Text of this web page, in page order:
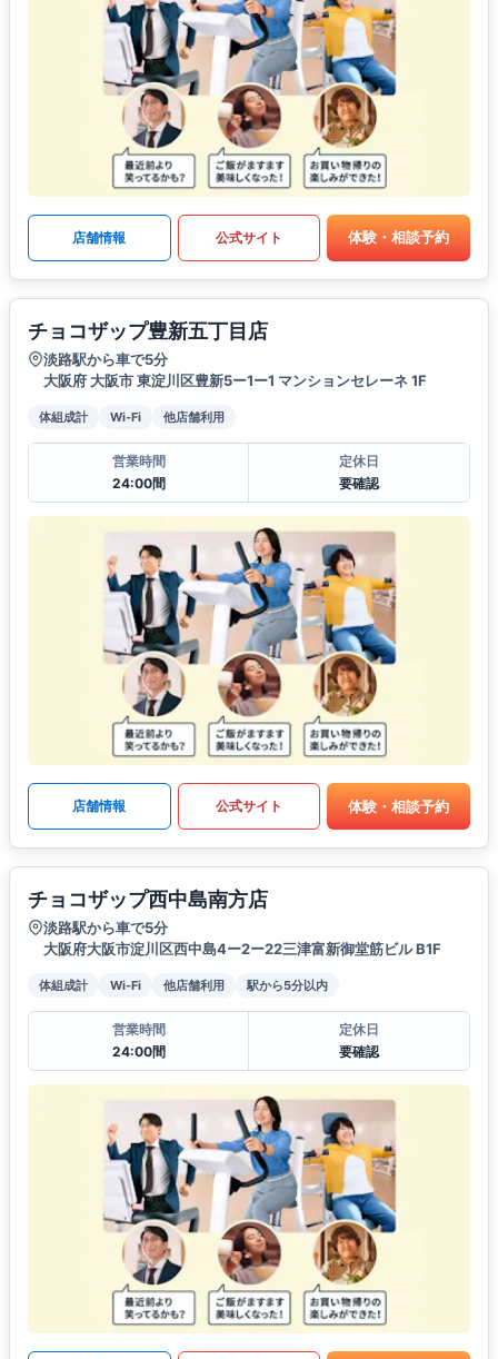
店舗情報 公式サイト 体験・相談予約
チョコザップ豊新五丁目店
淡路駅から車で5分
大阪府 大阪市 東淀川区豊新5ー1ー1 マンションセレーネ 1F
体組成計 Wi-Fi 他店舗利用
営業時間
24:00間
定休日
要確認
店舗情報 公式サイト 体験・相談予約
チョコザップ西中島南方店
淡路駅から車で5分
大阪府大阪市淀川区西中島4ー2ー22三津富新御堂筋ビル B1F
体組成計 Wi-Fi 他店舗利用 駅から5分以内
営業時間
24:00間
定休日
要確認